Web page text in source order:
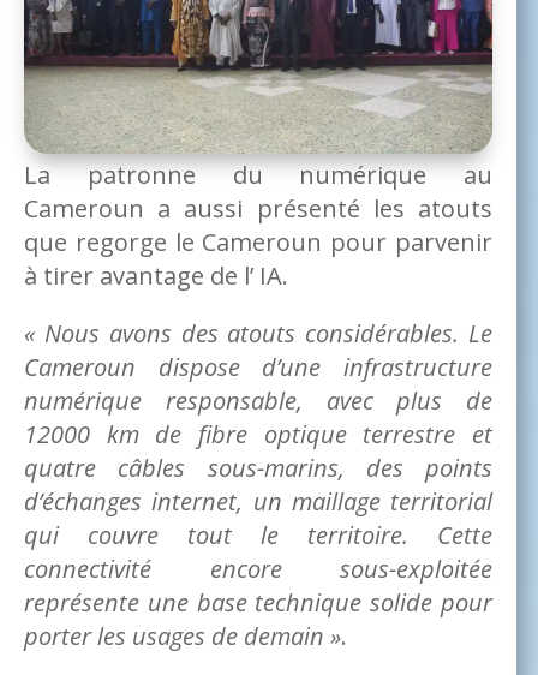
La patronne du numérique au
Cameroun a aussi présenté les atouts
que regorge le Cameroun pour parvenir
à tirer avantage de l’ IA.
« Nous avons des atouts considérables. Le
Cameroun dispose d’une infrastructure
numérique responsable, avec plus de
12000 km de fibre optique terrestre et
quatre câbles sous-marins, des points
d’échanges internet, un maillage territorial
qui couvre tout le territoire. Cette
connectivité encore sous-exploitée
représente une base technique solide pour
porter les usages de demain ».